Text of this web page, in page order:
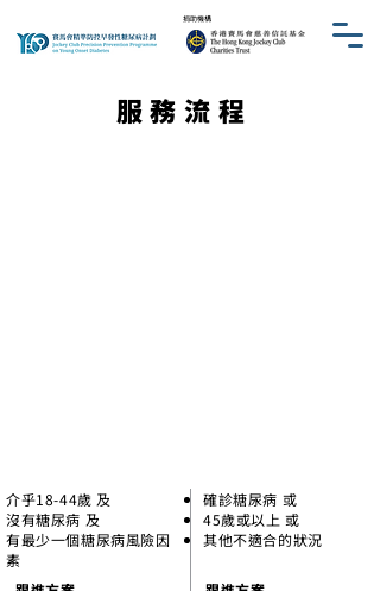
​捐助機構
服務流程
介乎18-44歲 及
沒有糖尿病 及
有最少一個糖尿病風險因
素
確診糖尿病 或
45歲或以上 或
其他不適合的狀況